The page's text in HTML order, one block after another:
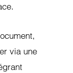
via une